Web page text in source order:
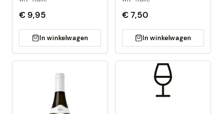
€ 9,95
In winkelwagen
€ 7,50
In winkelwagen